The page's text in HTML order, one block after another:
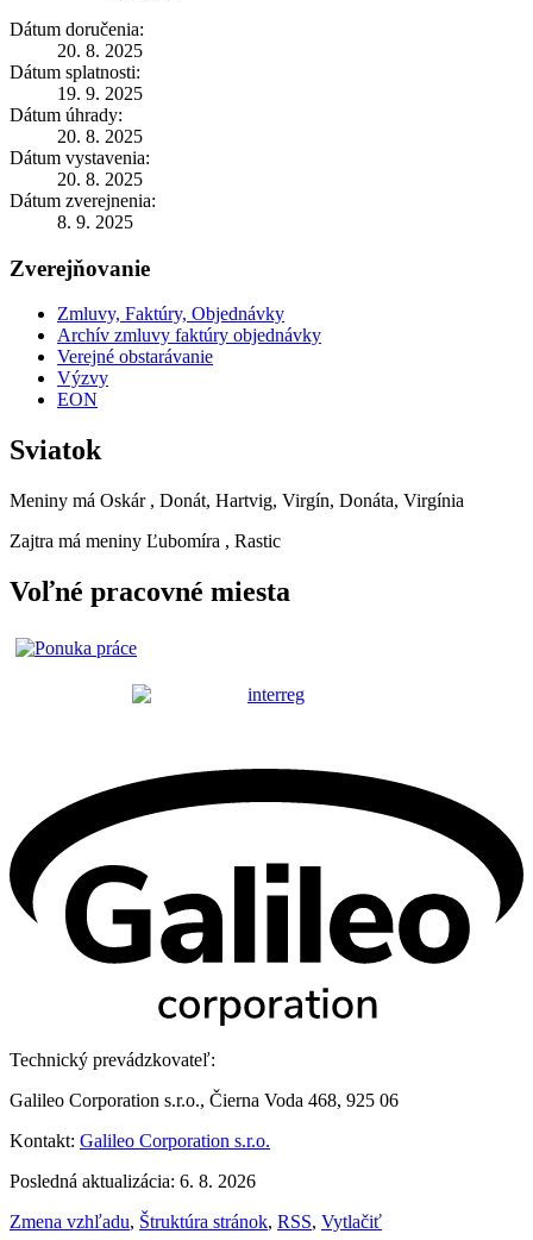
Dátum doručenia:
20. 8. 2025
Dátum splatnosti:
19. 9. 2025
Dátum úhrady:
20. 8. 2025
Dátum vystavenia:
20. 8. 2025
Dátum zverejnenia:
8. 9. 2025
Zverejňovanie
Zmluvy, Faktúry, Objednávky
Archív zmluvy faktúry objednávky
Verejné obstarávanie
Výzvy
EON
Sviatok
Meniny má Oskár , Donát, Hartvig, Virgín, Donáta, Virgínia
Zajtra má meniny Ľubomíra , Rastic
Voľné pracovné miesta
Technický prevádzkovateľ:
Galileo Corporation s.r.o., Čierna Voda 468, 925 06
Kontakt: Galileo Corporation s.r.o.
Posledná aktualizácia: 6. 8. 2026
Zmena vzhľadu, Štruktúra stránok, RSS, Vytlačiť